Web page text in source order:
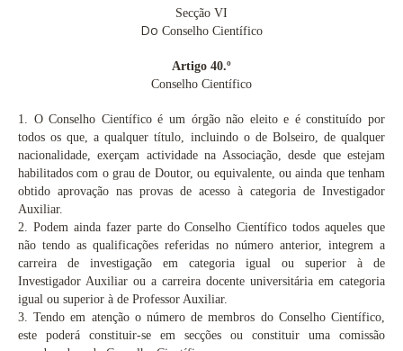
Secção VI
Do Conselho Científico
Artigo 40.º
Conselho Científico
1.
O Conselho Científico é um órgão não eleito e é constituído por
todos os que, a qualquer título, incluindo o de Bolseiro, de qualquer
nacionalidade, exerçam actividade na Associação, desde que estejam
habilitados com o grau de Doutor, ou equivalente, ou ainda que tenham
obtido aprovação nas provas de acesso à categoria de Investigador
Auxiliar.
2.
Podem ainda fazer parte do Conselho Científico todos aqueles que
não tendo as qualificações referidas no número anterior, integrem a
carreira de investigação em categoria igual ou superior à de
Investigador Auxiliar ou a carreira docente universitária em categoria
igual ou superior à de Professor Auxiliar.
3.
Tendo em atenção o número de membros do Conselho Científico,
este poderá constituir-se em secções ou constituir uma comissão